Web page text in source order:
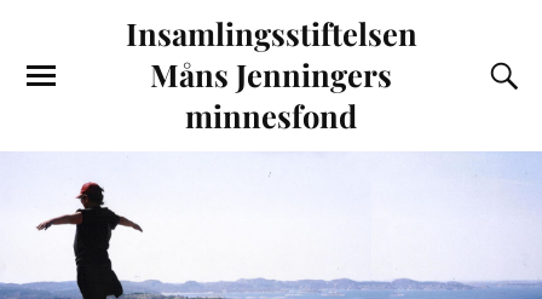
Insamlingsstiftelsen
Måns Jenningers
minnesfond